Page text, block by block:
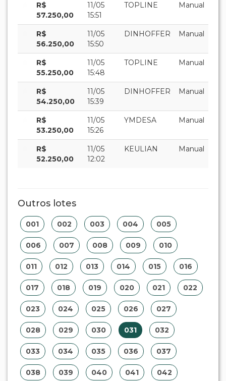
R$
57.250,00
11/05
15:51
TOPLINE Manual
R$
56.250,00
11/05
15:50
DINHOFFER Manual
R$
55.250,00
11/05
15:48
TOPLINE Manual
R$
54.250,00
11/05
15:39
DINHOFFER Manual
R$
53.250,00
11/05
15:26
YMDESA Manual
R$
52.250,00
11/05
12:02
KEULIAN Manual
Outros lotes
001 002 003 004 005
006 007 008 009 010
011 012 013 014 015 016
017 018 019 020 021 022
023 024 025 026 027
028 029 030 031 032
033 034 035 036 037
038 039 040 041 042